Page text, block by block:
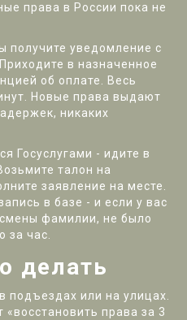
права в России пока не
получите уведомление с
в назначенное
об оплате. Весь
Новые права выдают
никаких
Госуслугами - идите в
талон на
заявление на месте.
в базе - и если у вас
фамилии, не было
за час.
делать
подъездах или на улицах.
права за 3